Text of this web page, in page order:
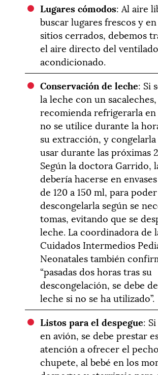
Lugares cómodos: Al aire
buscar lugares frescos y
sitios cerrados, debemos
el aire directo del
acondicionado.
Conservación de leche: Si
la leche con un sacaleches,
recomienda refrigerarla en
no se utilice durante la
su extracción, y congelarla
usar durante las próximas
Según la doctora Garrido,
debería hacerse en
de 120 a 150 ml, para poder
descongelarla según se
tomas, evitando que se
leche. La coordinadora de
Cuidados Intermedios
Neonatales también
“pasadas dos horas tras su
descongelación, se debe
leche si no se ha utilizado”.
Listos para el despegue:
en avión, se debe prestar
atención a ofrecer el
chupete, al bebé en los